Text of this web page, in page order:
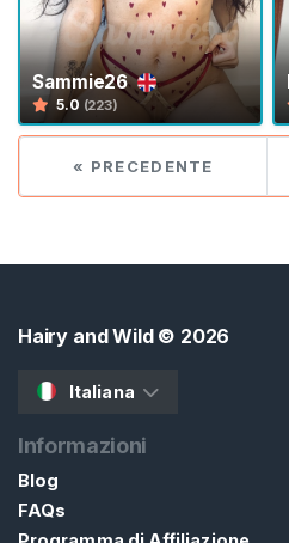
Sammie26
5.0 (223)
« PRECEDENTE
Hairy and Wild© 2026
Italiana
Informazioni
Blog
FAQs
p
e
l
l
i
l
C
p
l
i